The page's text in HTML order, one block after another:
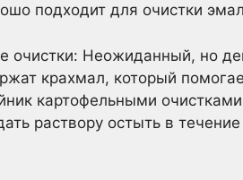
подходит для очистки
очистки: Неожиданный, но
крахмал, который
картофельными
раствору остыть в